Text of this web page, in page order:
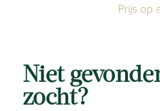
Prijs op
Niet
zocht?